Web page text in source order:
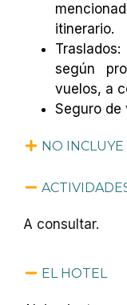
itinerario.
según
vuelos, a
Seguro de
NO INCLUYE
A consultar.
EL HOTEL